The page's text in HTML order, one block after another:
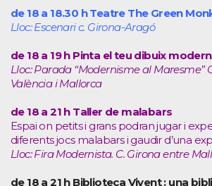
de 18 a 18.30 h Teatre The Green
Lloc: Escenari c. Girona-Aragó
de 18 a 19 h Pinta el teu dibuix
Lloc: Parada “Modernisme al Maresme”
València i Mallorca
de 18 a 21 h Taller de malabars
Espai on petits i grans podran jugar i
diferents jocs malabars i gaudir d’una
Lloc: Fira Modernista. C. Girona entre
de 18 a 21 h Biblioteca Vivent : una